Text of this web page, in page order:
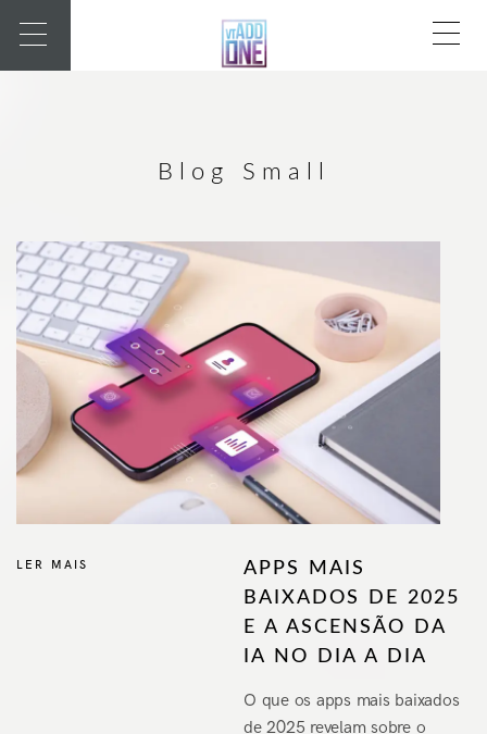
Blog Small
APPS MAIS
BAIXADOS DE 2025
E A ASCENSÃO DA
IA NO DIA A DIA
O que os apps mais baixados
de 2025 revelam sobre o
LER MAIS